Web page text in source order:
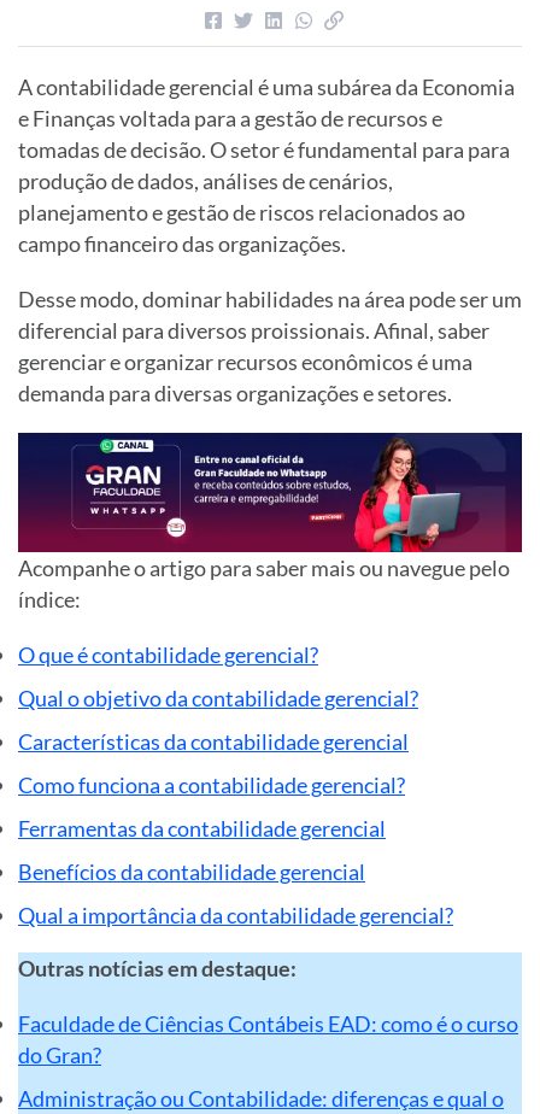
A contabilidade gerencial é uma subárea da Economia
e Finanças voltada para a gestão de recursos e
tomadas de decisão. O setor é fundamental para para
produção de dados, análises de cenários,
planejamento e gestão de riscos relacionados ao
campo financeiro das organizações.
Desse modo, dominar habilidades na área pode ser um
diferencial para diversos proissionais. Afinal, saber
gerenciar e organizar recursos econômicos é uma
demanda para diversas organizações e setores.
Acompanhe o artigo para saber mais ou navegue pelo
índice:
O que é contabilidade gerencial?
Qual o objetivo da contabilidade gerencial?
Características da contabilidade gerencial
Como funciona a contabilidade gerencial?
Ferramentas da contabilidade gerencial
Benefícios da contabilidade gerencial
Qual a importância da contabilidade gerencial?
Outras notícias em destaque:
Faculdade de Ciências Contábeis EAD: como é o curso
do Gran?
Administração ou Contabilidade: diferenças e qual o